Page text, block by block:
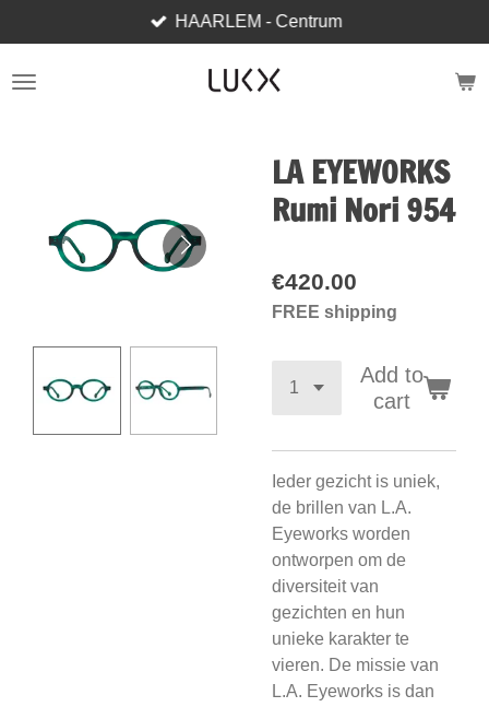
to
main
HAARLEM - Centrum
LA EYEWORKS
Rumi Nori 954
€420.00
FREE shipping
Add to
cart
Ieder gezicht is uniek,
de brillen van L.A.
Eyeworks worden
ontworpen om de
diversiteit van
gezichten en hun
unieke karakter te
vieren. De missie van
L.A. Eyeworks is dan